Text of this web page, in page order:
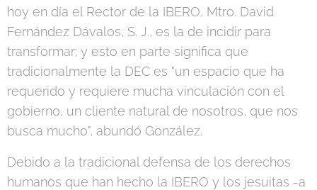
hoy en día el Rector de la IBERO, Mtro. David
Fernández Dávalos, S. J., es la de incidir para
transformar; y esto en parte significa que
tradicionalmente la DEC es "un espacio que ha
requerido y requiere mucha vinculación con el
gobierno, un cliente natural de nosotros, que nos
busca mucho", abundó González.
Debido a la tradicional defensa de los derechos
humanos que han hecho la IBERO y los jesuitas -a